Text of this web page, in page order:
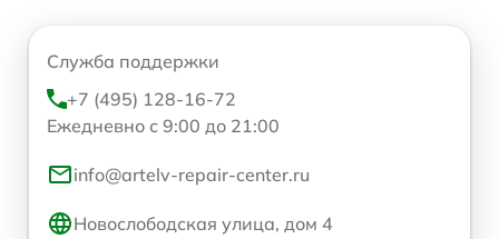
Служба поддержки
+7 (495) 128-16-72
Ежедневно с 9:00 до 21:00
info@artelv-repair-center.ru
Новослободская улица, дом 4